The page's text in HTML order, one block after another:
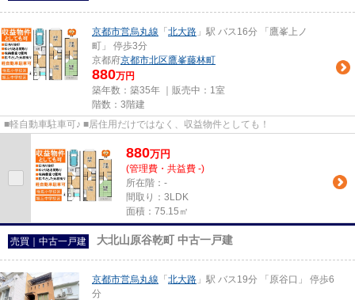
京都市営烏丸線 「 北大路 」駅 バス16分 「鷹峯上ノ
町」 停歩3分
京都府京都市北区鷹峯藤林町
880万円
築年数：築35年 ｜販売中： 1室
階数：3階建
■軽自動車駐車可♪ ■居住用だけではなく、収益物件としても！
880万円
(管理費・共益費 -)
所在階：-
間取り：3LDK
面積：75.15㎡
売買｜中古一戸建 大北山原谷乾町 中古一戸建
京都市営烏丸線 「 北大路 」駅 バス19分 「原谷口」 停歩6
分